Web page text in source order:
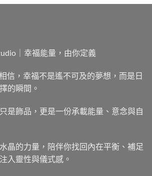
｜幸福能量，由你定義
信，幸福不是遙不可及的夢想，而是日
的瞬間。
是飾品，更是一份承載能量、意念與自
晶的力量，陪伴你找回內在平衡、補足
入靈性與儀式感。